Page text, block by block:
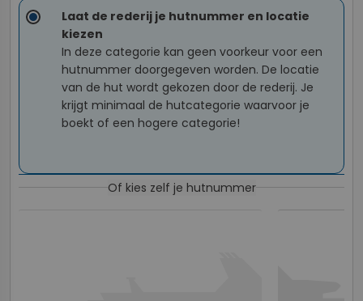
Laat de rederij je hutnummer en locatie
kiezen
In deze categorie kan geen voorkeur voor een
hutnummer doorgegeven worden. De locatie
van de hut wordt gekozen door de rederij. Je
krijgt minimaal de hutcategorie waarvoor je
boekt of een hogere categorie!
Of kies zelf je hutnummer